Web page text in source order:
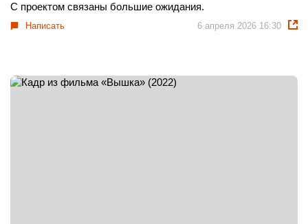
С проектом связаны большие ожидания.
Написать 6 апреля 2026 16:30